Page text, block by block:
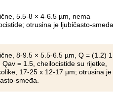
5.5-8 × 4-6.5 µm, nema
otrusina je ljubičasto-
8-9.5 × 5.5-6.5 µm, Q = (1.2)
Qav = 1.5, cheilocistide su rijetke,
17-25 x 12-17 µm; otrusina je
smeđa.